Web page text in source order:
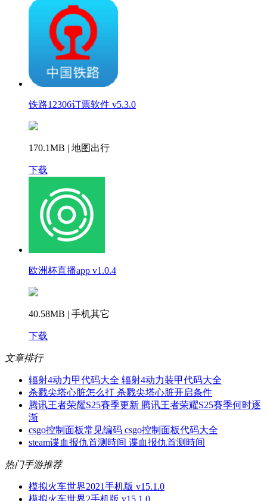
铁路12306订票软件 v5.3.0
170.1MB | 地图出行
下载
欧洲杯直播app v1.0.4
40.58MB | 手机其它
下载
文章排行
辐射4动力甲代码大全 辐射4动力装甲代码大全
杀戮尖塔心脏怎么打 杀戮尖塔心脏开启条件
腾讯王者荣耀S25賽季更新 腾讯王者荣耀S25賽季何时逐
渐
csgo控制面板常见编码 csgo控制面板代码大全
steam谍血报仇首测時间 谍血报仇首测時间
热门手游推荐
模拟火车世界2021手机版 v15.1.0
模拟火车世界2手机版 v15.1.0